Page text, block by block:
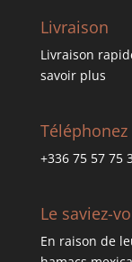
Livraison
Livraison
savoir plus
+336 75 57 75
Le saviez-
En raison de